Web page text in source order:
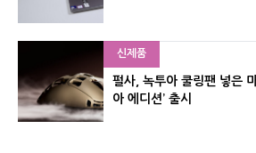
신제품
펄사, 녹투아 쿨링팬 넣은
아 에디션’ 출시